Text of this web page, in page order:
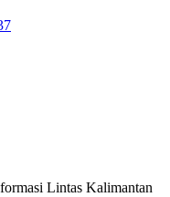
Lintas Kalimantan